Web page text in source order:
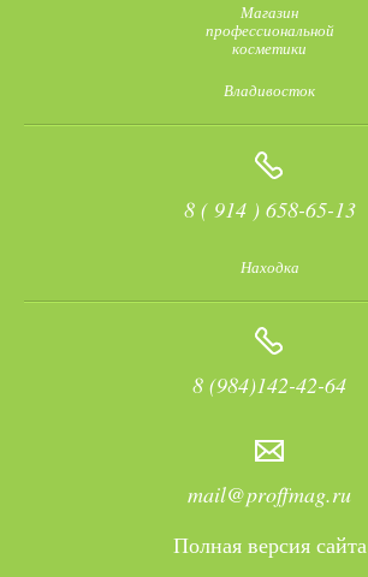
Магазин
профессиональной
косметики
Владивосток
8 ( 914 ) 658-65-13
Находка
8 (984)142-42-64
mail@proffmag.ru
Полная версия сайта